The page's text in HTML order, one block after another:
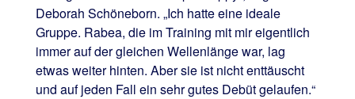
Deborah Schöneborn. „Ich hatte eine ideale
Gruppe. Rabea, die im Training mit mir eigentlich
immer auf der gleichen Wellenlänge war, lag
etwas weiter hinten. Aber sie ist nicht enttäuscht
und auf jeden Fall ein sehr gutes Debüt gelaufen.“